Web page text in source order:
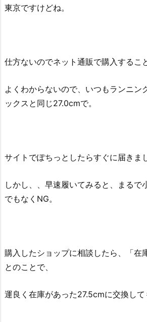
東京ですけどね。
仕方ないのでネット通販で購入するこ
よくわからないので、いつもランニン
ックスと同じ27.0cmで。
サイトでぽちっとしたらすぐに届きま
しかし、、早速履いてみると、まるで
でもなくNG。
購入したショップに相談したら、「在
とのことで、
運良く在庫があった27.5cmに交換して